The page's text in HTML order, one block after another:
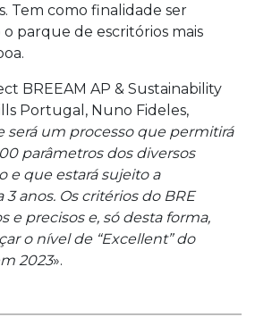
Tem como finalidade ser
parque de escritórios mais
BREEAM AP & Sustainability
Portugal, Nuno Fideles,
será um processo que permitirá
parâmetros dos diversos
e que estará sujeito a
3 anos. Os critérios do BRE
e precisos e, só desta forma,
o nível de “Excellent” do
2023».